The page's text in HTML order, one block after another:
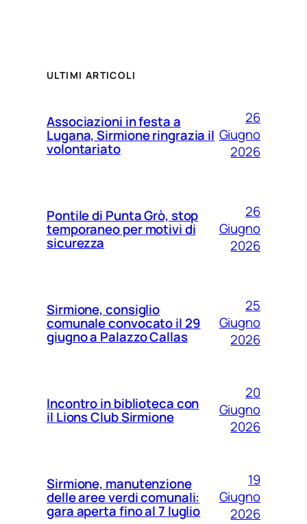
ULTIMI ARTICOLI
Associazioni in festa a
Lugana, Sirmione ringrazia il
volontariato
26
Giugno
2026
Pontile di Punta Grò, stop
temporaneo per motivi di
sicurezza
26
Giugno
2026
Sirmione, consiglio
comunale convocato il 29
giugno a Palazzo Callas
25
Giugno
2026
Incontro in biblioteca con
il Lions Club Sirmione
20
Giugno
2026
Sirmione, manutenzione
delle aree verdi comunali:
gara aperta fino al 7 luglio
19
Giugno
2026